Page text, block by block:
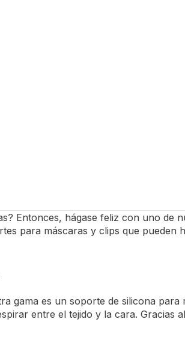
Entonces, hágase feliz con uno de
para máscaras y clips que
gama es un soporte de silicona
entre el tejido y la cara. Gracias